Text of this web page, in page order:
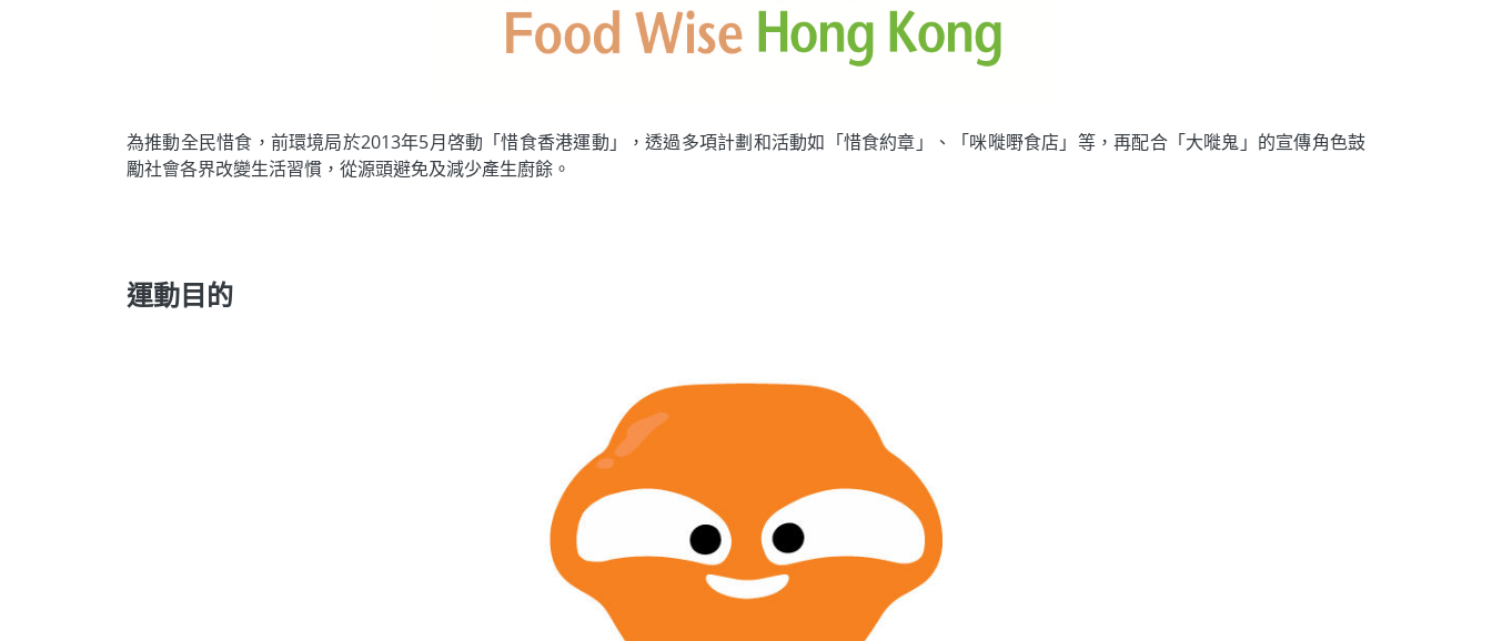
為推動全民惜食，前環境局於2013年5月啓動「惜食香港運動」，透過多項計劃和活動如「惜食約章」、「咪嘥嘢食店」等，再配合「大嘥鬼」的宣傳角色鼓
勵社會各界改變生活習慣，從源頭避免及減少產生廚餘。
運動目的